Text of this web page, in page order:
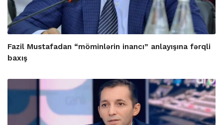
Fazil Mustafadan “möminlərin inancı” anlayışına fərqli
baxış